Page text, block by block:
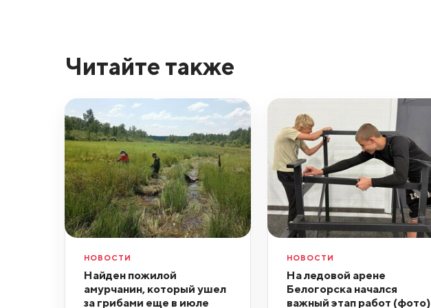
Читайте также
НОВОСТИ
Найден пожилой
амурчанин, который ушел
за грибами еще в июле
НОВОСТИ
На ледовой арене
Белогорска начался
важный этап работ (фото)